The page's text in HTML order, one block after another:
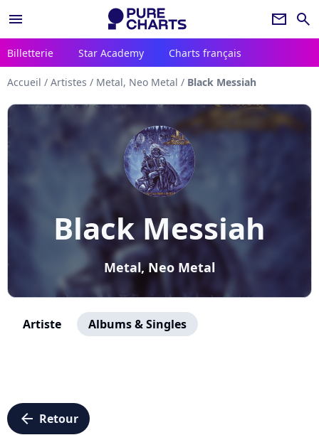
menu newsletter search
Billetterie Star Academy Charts français
Accueil / Artistes / Metal, Neo Metal / Black Messiah
Black Messiah
Metal, Neo Metal
Artiste Albums & Singles
arrow_left Retour